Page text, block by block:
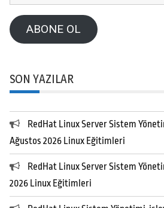
posta
AdresiABONE OL
SON YAZILAR
RedHat Linux Server Sistem
Ağustos 2026 Linux Eğitimleri
RedHat Linux Server Sistem
2026 Linux Eğitimleri